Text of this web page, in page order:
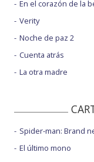
En el corazón de la
Verity
Noche de paz 2
Cuenta atrás
La otra madre
Spider-man: Brand
El último mono